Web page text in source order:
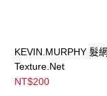
恩沛科技股份有限公司
KEVIN.MURPHY 髮
Texture.Net
NT$200